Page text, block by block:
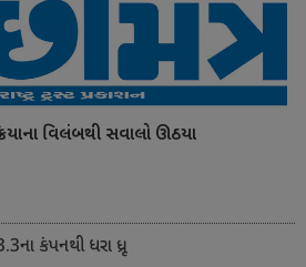
વિલંબથી સવાલો ઊઠયા
કંપનથી ધરા ધ્રૂજી